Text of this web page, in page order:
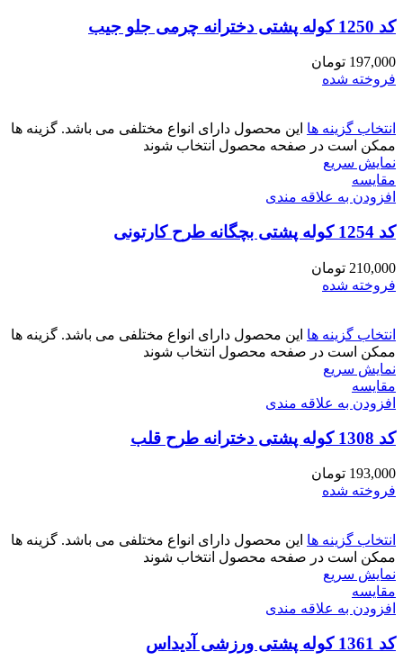
کد 1250 کوله پشتی دخترانه چرمی جلو جیب
197,000 تومان
فروخته شده
انتخاب گزینه ها این محصول دارای انواع مختلفی می باشد. گزینه ها
ممکن است در صفحه محصول انتخاب شوند
نمایش سریع
مقايسه
افزودن به علاقه مندی
کد 1254 کوله پشتی بچگانه طرح کارتونی
210,000 تومان
فروخته شده
انتخاب گزینه ها این محصول دارای انواع مختلفی می باشد. گزینه ها
ممکن است در صفحه محصول انتخاب شوند
نمایش سریع
مقايسه
افزودن به علاقه مندی
کد 1308 کوله پشتی دخترانه طرح قلب
193,000 تومان
فروخته شده
انتخاب گزینه ها این محصول دارای انواع مختلفی می باشد. گزینه ها
ممکن است در صفحه محصول انتخاب شوند
نمایش سریع
مقايسه
افزودن به علاقه مندی
کد 1361 کوله پشتی ورزشی آدیداس